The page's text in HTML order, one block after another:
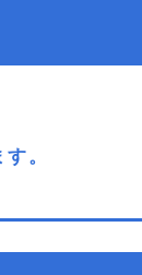
。